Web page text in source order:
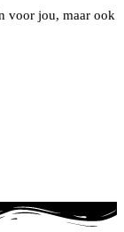
voor jou, maar ook